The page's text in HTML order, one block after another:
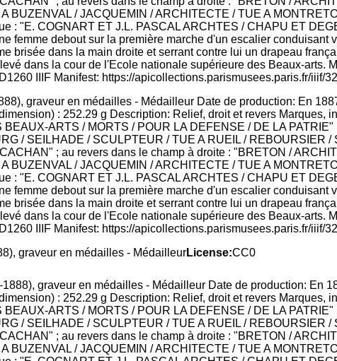
graveur en médailles - Médailleur Date de production: En
: 252.29 g Description: Relief, droit et revers Marques,
ARTS / MORTS / POUR LA DEFENSE / DE LA
/ SEILHADE / SCULPTEUR / TUE A RUEIL / REBOURSIER
; au revers dans le champ à droite : "BRETON /
/ JACQUEMIN / ARCHITECTE / TUE A
: "E. COGNART ET J.L. PASCAL ARCHTES / CHAPU ET
femme debout sur la première marche d'un escalier conduisant
brisée dans la main droite et serrant contre lui un drapeau
dans la cour de l'Ecole nationale supérieure des Beaux-arts.
IIIF Manifest: https://apicollections.parismusees.paris.fr/iiif/
graveur en médailles - MédailleurLicense:CC0